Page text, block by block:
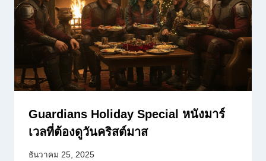
Guardians Holiday Special หนังมาร์
เวลที่ต้องดูวันคริสต์มาส
ธันวาคม 25, 2025